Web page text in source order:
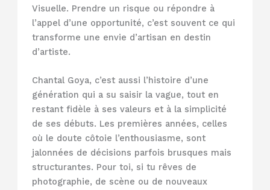
Visuelle. Prendre un risque ou répondre à
l’appel d’une opportunité, c’est souvent ce qui
transforme une envie d’artisan en destin
d’artiste.
Chantal Goya, c’est aussi l’histoire d’une
génération qui a su saisir la vague, tout en
restant fidèle à ses valeurs et à la simplicité
de ses débuts. Les premières années, celles
où le doute côtoie l’enthousiasme, sont
jalonnées de décisions parfois brusques mais
structurantes. Pour toi, si tu rêves de
photographie, de scène ou de nouveaux